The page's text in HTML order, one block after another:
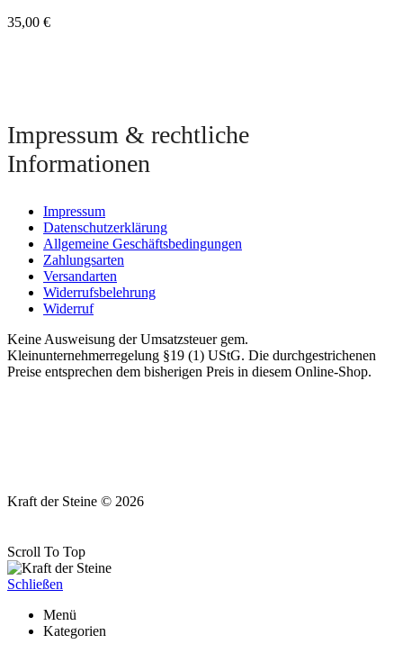
35,00 €
Impressum & rechtliche
Informationen
Impressum
Datenschutzerklärung
Allgemeine Geschäftsbedingungen
Zahlungsarten
Versandarten
Widerrufsbelehrung
Widerruf
Keine Ausweisung der Umsatzsteuer gem.
Kleinunternehmerregelung §19 (1) UStG. Die durchgestrichenen
Preise entsprechen dem bisherigen Preis in diesem Online-Shop.
Kraft der Steine © 2026
Scroll To Top
Schließen
Menü
Kategorien